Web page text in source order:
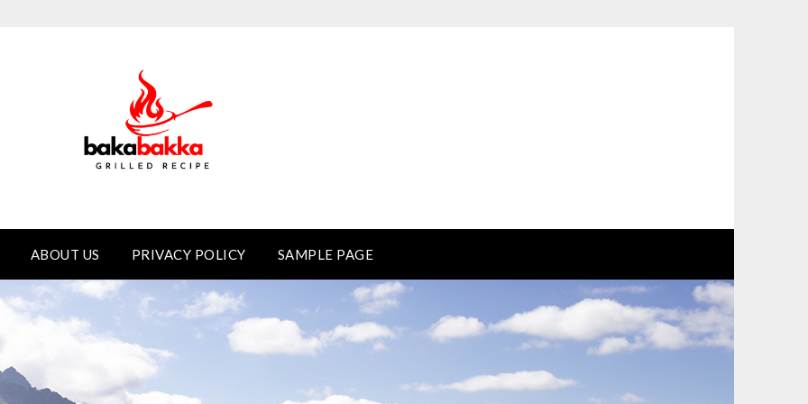
ABOUT US PRIVACY POLICY SAMPLE PAGE